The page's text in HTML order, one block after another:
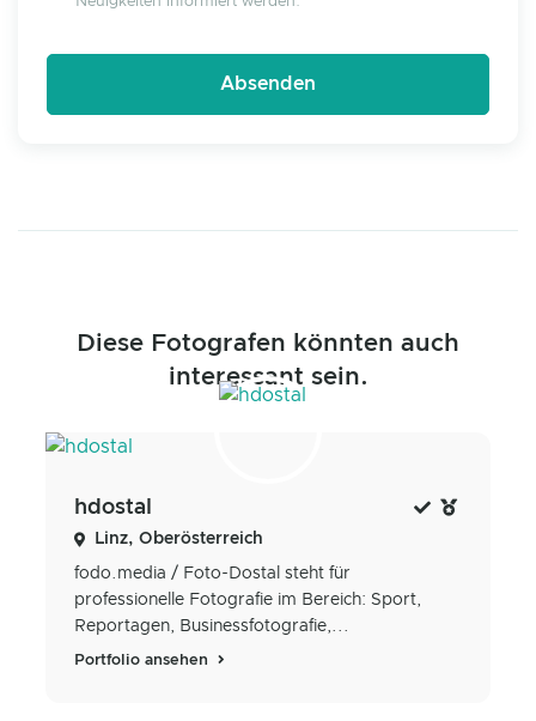
Diese Fotografen könnten auch
interessant sein.
hdostal
Linz, Oberösterreich
fodo.media / Foto-Dostal steht für
professionelle Fotografie im Bereich: Sport,
Reportagen, Businessfotografie,...
Portfolio ansehen